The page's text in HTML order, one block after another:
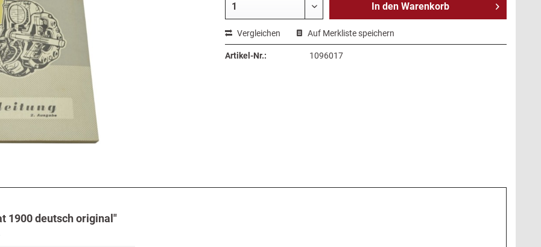
In den Warenkorb
Vergleichen Auf Merkliste speichern
Artikel-Nr.: 1096017
1900 deutsch original"